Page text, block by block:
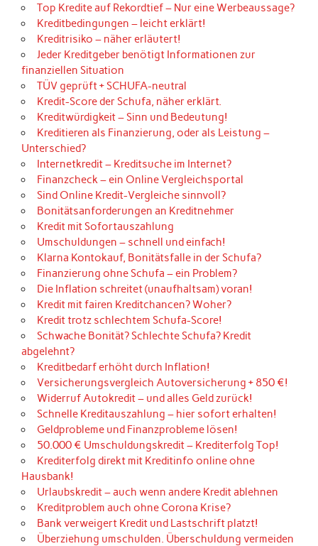
Top Kredite auf Rekordtief – Nur eine Werbeaussage?
Kreditbedingungen – leicht erklärt!
Kreditrisiko – näher erläutert!
Jeder Kreditgeber benötigt Informationen zur
finanziellen Situation
TÜV geprüft + SCHUFA-neutral
Kredit-Score der Schufa, näher erklärt.
Kreditwürdigkeit – Sinn und Bedeutung!
Kreditieren als Finanzierung, oder als Leistung –
Unterschied?
Internetkredit – Kreditsuche im Internet?
Finanzcheck – ein Online Vergleichsportal
Sind Online Kredit-Vergleiche sinnvoll?
Bonitätsanforderungen an Kreditnehmer
Kredit mit Sofortauszahlung
Umschuldungen – schnell und einfach!
Klarna Kontokauf, Bonitätsfalle in der Schufa?
Finanzierung ohne Schufa – ein Problem?
Die Inflation schreitet (unaufhaltsam) voran!
Kredit mit fairen Kreditchancen? Woher?
Kredit trotz schlechtem Schufa-Score!
Schwache Bonität? Schlechte Schufa? Kredit
abgelehnt?
Kreditbedarf erhöht durch Inflation!
Versicherungsvergleich Autoversicherung + 850 €!
Widerruf Autokredit – und alles Geld zurück!
Schnelle Kreditauszahlung – hier sofort erhalten!
Geldprobleme und Finanzprobleme lösen!
50.000 € Umschuldungskredit – Krediterfolg Top!
Krediterfolg direkt mit Kreditinfo online ohne
Hausbank!
Urlaubskredit – auch wenn andere Kredit ablehnen
Kreditproblem auch ohne Corona Krise?
Bank verweigert Kredit und Lastschrift platzt!
Überziehung umschulden. Überschuldung vermeiden